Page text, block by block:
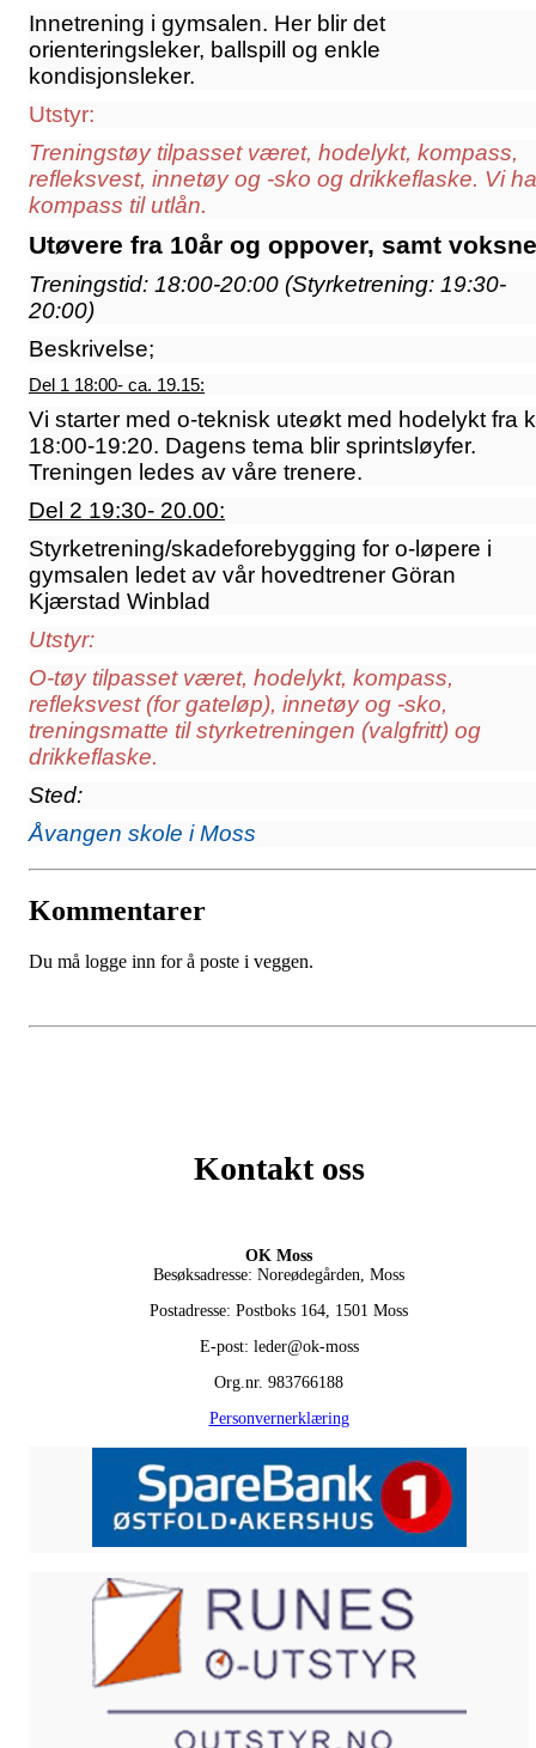
Innetrening i gymsalen. Her blir det
orienteringsleker, ballspill og enkle
kondisjonsleker.
Utstyr:
Treningstøy tilpasset været, hodelykt, kompass,
refleksvest, innetøy og -sko og drikkeflaske. Vi
kompass til utlån.
Utøvere fra 10år og oppover, samt
Treningstid: 18:00-20:00 (Styrketrening: 19:30-
20:00)
Beskrivelse;
Del 1 18:00- ca. 19.15:
Vi starter med o-teknisk uteøkt med hodelykt fra
18:00-19:20. Dagens tema blir sprintsløyfer.
Treningen ledes av våre trenere.
Del 2 19:30- 20.00:
Styrketrening/skadeforebygging for o-løpere i
gymsalen ledet av vår hovedtrener Göran
Kjærstad Winblad
Utstyr:
O-tøy tilpasset været, hodelykt, kompass,
refleksvest (for gateløp), innetøy og -sko,
treningsmatte til styrketreningen (valgfritt) og
drikkeflaske.
Sted:
Åvangen skole i Moss
Kommentarer
Du må logge inn for å poste i veggen.
Kontakt oss
OK Moss
Besøksadresse: Noreødegården, Moss
Postadresse: Postboks 164, 1501 Moss
E-post: leder@ok-moss
Org.nr. 983766188
Personvernerklæring